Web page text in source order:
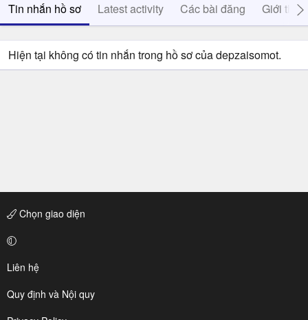
Tin nhắn hồ sơ Latest activity Các bài đăng Giới thiệu
Hiện tại không có tin nhắn trong hồ sơ của depzaisomot.
Chọn giao diện
Liên hệ
Quy định và Nội quy